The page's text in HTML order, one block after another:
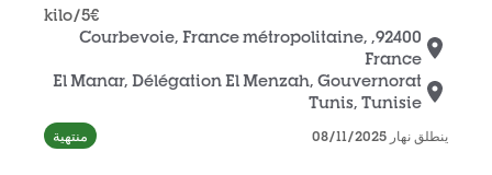
5€
/kilo
92400, Courbevoie, France métropolitaine,
France
El Manar, Délégation El Menzah, Gouvernorat
Tunis, Tunisie
ينطلق نهار 08/11/2025 منتهية